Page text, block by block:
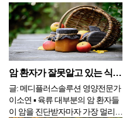
암 환자가 잘못알고 있는 식품 - 2편
글: 메디플러스솔루션 영양전문가
이소연 ▪ 육류 대부분의 암 환자들
이 암을 진단받자마자 가장 멀리하